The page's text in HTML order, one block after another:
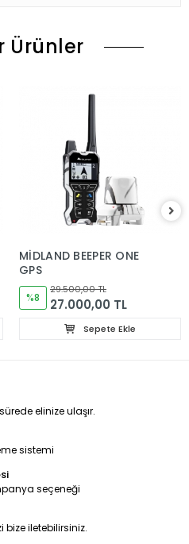
Ürünler
MİDLAND BEEPER ONE
GPS
%8
29.500,00 TL
27.000,00 TL
Sepete Ekle
elinize ulaşır.
sistemi
seçeneği
bize iletebilirsiniz.